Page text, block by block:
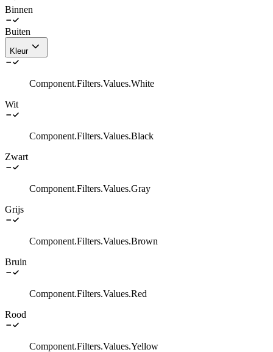
Binnen
Buiten
Kleur
Component.Filters.Values.White
Wit
Component.Filters.Values.Black
Zwart
Component.Filters.Values.Gray
Grijs
Component.Filters.Values.Brown
Bruin
Component.Filters.Values.Red
Rood
Component.Filters.Values.Yellow